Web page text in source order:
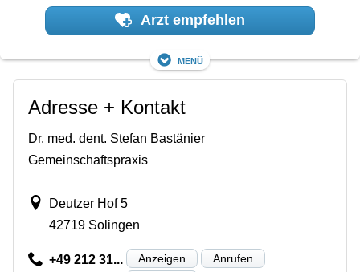
Arzt empfehlen
Menü
Adresse + Kontakt
Dr. med. dent. Stefan Bastänier
Gemeinschaftspraxis
Deutzer Hof 5
42719 Solingen
+49 212 31... Anzeigen Anrufen